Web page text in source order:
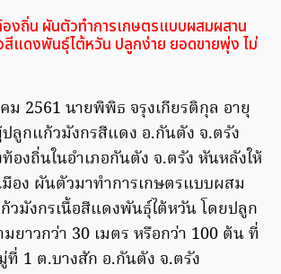
งถิ่น ผันตัวทำการเกษตรแบบผสมผสาน
แดงพันธุ์ไต้หวัน ปลูกง่าย ยอดขายพุ่ง ไม่
2561 นายพิพิธ จรุงเกียรติกุล อายุ
ลูกแก้วมังกรสีแดง อ.กันตัง จ.ตรัง
องถิ่นในอำเภอกันตัง จ.ตรัง หันหลังให้
อง ผันตัวมาทำการเกษตรแบบผสม
มังกรเนื้อสีแดงพันธุ์ไต้หวัน โดยปลูก
มยาวกว่า 30 เมตร หรือกว่า 100 ต้น ที่
ที่ 1 ต.บางสัก อ.กันตัง จ.ตรัง